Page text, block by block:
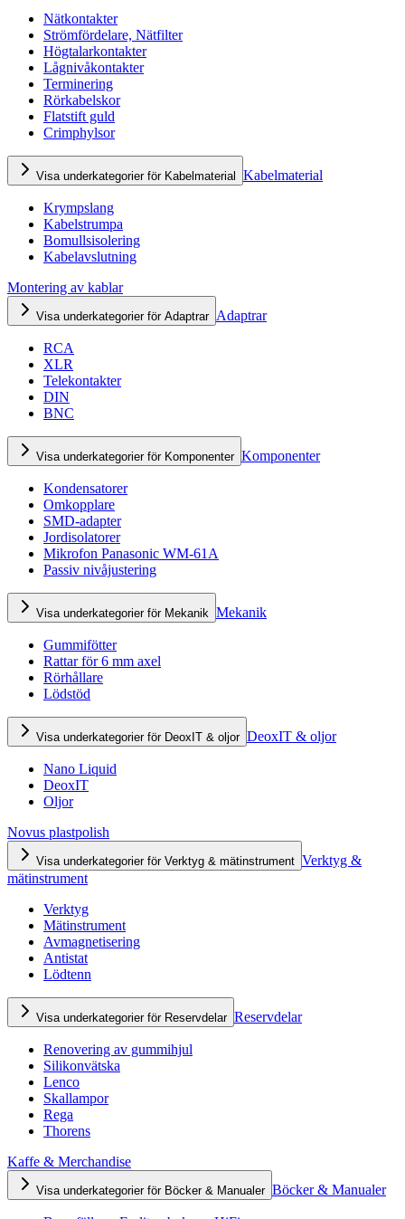
Nätkontakter
Strömfördelare, Nätfilter
Högtalarkontakter
Lågnivåkontakter
Terminering
Rörkabelskor
Flatstift guld
Crimphylsor
Visa underkategorier för Kabelmaterial Kabelmaterial
Krympslang
Kabelstrumpa
Bomullsisolering
Kabelavslutning
Montering av kablar
Visa underkategorier för Adaptrar Adaptrar
RCA
XLR
Telekontakter
DIN
BNC
Visa underkategorier för Komponenter Komponenter
Kondensatorer
Omkopplare
SMD-adapter
Jordisolatorer
Mikrofon Panasonic WM-61A
Passiv nivåjustering
Visa underkategorier för Mekanik Mekanik
Gummifötter
Rattar för 6 mm axel
Rörhållare
Lödstöd
Visa underkategorier för DeoxIT & oljor DeoxIT & oljor
Nano Liquid
DeoxIT
Oljor
Novus plastpolish
Visa underkategorier för Verktyg & mätinstrument Verktyg &
mätinstrument
Verktyg
Mätinstrument
Avmagnetisering
Antistat
Lödtenn
Visa underkategorier för Reservdelar Reservdelar
Renovering av gummihjul
Silikonvätska
Lenco
Skallampor
Rega
Thorens
Kaffe & Merchandise
Visa underkategorier för Böcker & Manualer Böcker & Manualer